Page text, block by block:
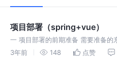
项目部署（spring+vue）
一 项目部署的前期准备 需要准备
二 部署准备 配置服务器 1、登陆腾
3年前 148 点赞